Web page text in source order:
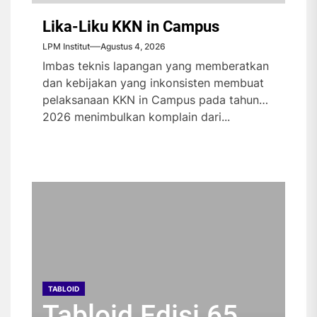
Lika-Liku KKN in Campus
LPM Institut Agustus 4, 2026
Imbas teknis lapangan yang memberatkan
dan kebijakan yang inkonsisten membuat
pelaksanaan KKN in Campus pada tahun
2026 menimbulkan komplain dari...
TABLOID
TABLOID
TABLOID
TABLOID